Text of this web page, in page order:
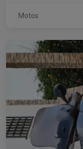
Motos